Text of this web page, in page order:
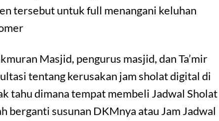
tersebut untuk full menangani keluhan
Masjid, pengurus masjid, dan Ta’mir
tentang kerusakan jam sholat digital di
tahu dimana tempat membeli Jadwal Sholat
susunan DKMnya atau Jam Jadwal